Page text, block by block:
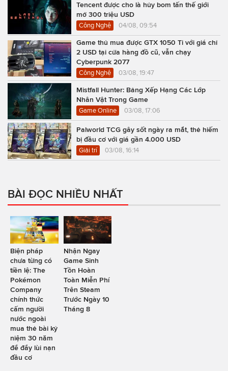
Tencent được cho là hủy bom tấn thế giới
mở 300 triệu USD
Công Nghệ 04/08, 09:54
Game thủ mua được GTX 1050 Ti với giá chỉ
2 USD tại cửa hàng đồ cũ, vẫn chạy
Cyberpunk 2077
Công Nghệ 03/08, 19:47
Mistfall Hunter: Bảng Xếp Hạng Các Lớp
Nhân Vật Trong Game
Game Online 03/08, 17:06
Palworld TCG gây sốt ngày ra mắt, thẻ hiếm
bị đầu cơ với giá gần 4.000 USD
Giải trí 03/08, 16:14
BÀI ĐỌC NHIỀU NHẤT
Biện pháp
chưa từng có
tiền lệ: The
Pokémon
Company
chính thức
cấm người
nước ngoài
mua thẻ bài kỷ
niệm 30 năm
để đẩy lùi nạn
đầu cơ
Nhận Ngay
Game Sinh
Tồn Hoàn
Toàn Miễn Phí
Trên Steam
Trước Ngày 10
Tháng 8